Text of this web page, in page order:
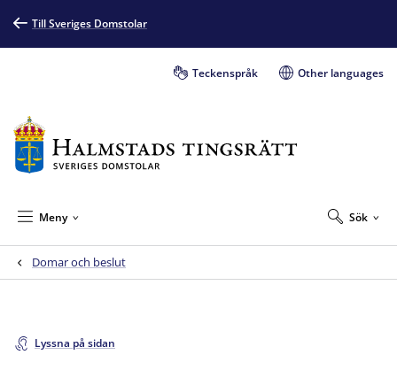
Till Sveriges Domstolar
Teckenspråk Other languages
Sök
Meny
Domar och beslut
Lyssna på sidan